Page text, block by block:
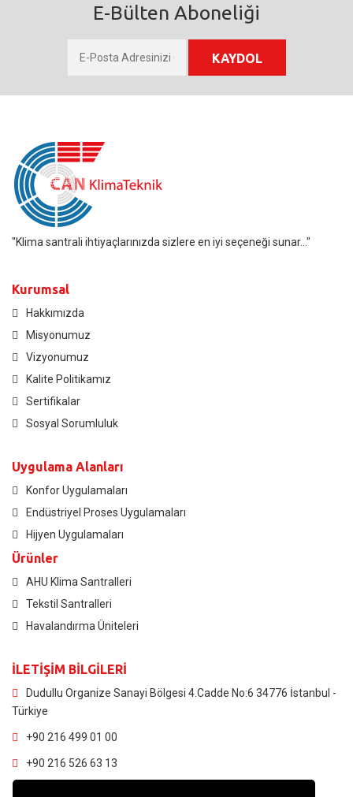
E-Bülten Aboneliği
"Klima santrali ihtiyaçlarınızda sizlere en iyi seçeneği sunar..."
Kurumsal
Hakkımızda
Misyonumuz
Vizyonumuz
Kalite Politikamız
Sertifikalar
Sosyal Sorumluluk
Uygulama Alanları
Konfor Uygulamaları
Endüstriyel Proses Uygulamaları
Hijyen Uygulamaları
Ürünler
AHU Klima Santralleri
Tekstil Santralleri
Havalandırma Üniteleri
İLETİŞİM BİLGİLERİ
Dudullu Organize Sanayi Bölgesi 4.Cadde No:6 34776 İstanbul -
Türkiye
+90 216 499 01 00
+90 216 526 63 13